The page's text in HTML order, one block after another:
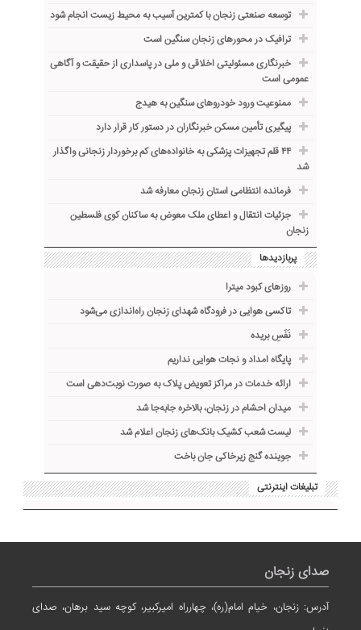
توسعه صنعتی زنجان با کمترین آسیب به محیط زیست انجام شود
ترافیک در محورهای زنجان سنگین است
خبرنگاری مسئولیتی اخلاقی و ملی در پاسداری از حقیقت و آگاهی
عمومی است
ممنوعیت ورود خودروهای سنگین به هیدج
پیگیری تأمین مسکن خبرنگاران در دستور کار قرار دارد
۴۴ قلم تجهیزات پزشکی به خانواده‌های کم برخوردار زنجانی واگذار
شد
فرمانده انتظامی استان زنجان معارفه شد
جزئیات انتقال و اعطای ملک معوض به ساکنان کوی فلسطین
زنجان
پربازدیدها
روزهای کبود میترا
تاکسی هوایی در فرودگاه شهدای زنجان راه‌اندازی می‌شود
نَفَسِ بریده
پایگاه امداد و نجات هوایی نداریم
ارائه خدمات در مراکز تعویض پلاک به صورت نوبت‌دهی است
میدان احشام در زنجان، بالاخره جا‌به‌جا شد
لیست شعب کشیک بانک‌های زنجان اعلام شد
جوینده گنج زیرخاکی جان باخت
تبلیغات اینترنتی
صدای زنجان
آدرس: زنجان، خیام امام(ره)، چهارراه امیرکبیر، کوچه سید برهان، صدای